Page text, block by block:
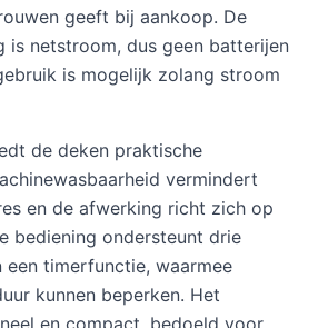
geeft bij aankoop. De
is netstroom, dus geen batterijen
is mogelijk zolang stroom
de deken praktische
vermindert
en de afwerking richt zich op
bediening ondersteunt drie
een timerfunctie, waarmee
kunnen beperken. Het
en compact, bedoeld voor